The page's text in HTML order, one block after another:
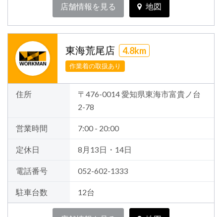
店舗情報を見る 地図
東海荒尾店 4.8km
作業着の取扱あり
住所
〒476-0014 愛知県東海市富貴ノ台
2-78
営業時間 7:00 - 20:00
定休日 8月13日・14日
電話番号 052-602-1333
駐車台数 12台